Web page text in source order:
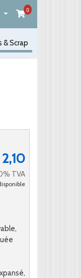
0
& Scrap
TVA